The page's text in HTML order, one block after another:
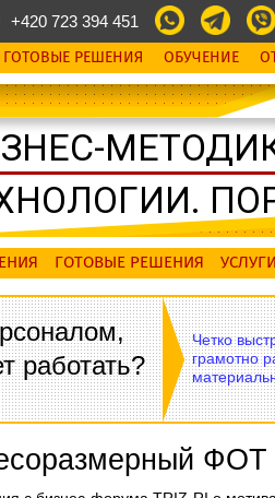
+420 723 394 451
ГОТОВЫЕ РЕШЕНИЯ ОБУЧЕНИЕ
ГОТОВЫЕ РЕШЕНИЯ УСЛУГИ
работать?
Четко
грамотно
ФОТ